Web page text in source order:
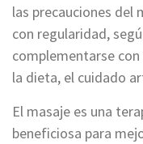
las precauciones del
con regularidad,
complementarse
la dieta, el cuidado
El masaje es una
beneficiosa para